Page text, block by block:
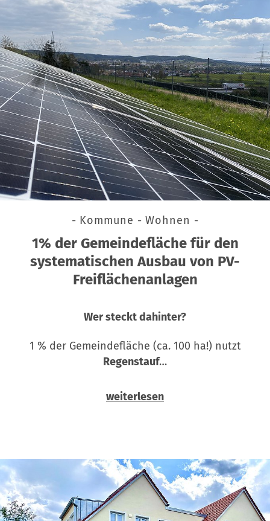
- Kommune - Wohnen -
1% der Gemeindefläche für den
systematischen Ausbau von PV-
Freiflächenanlagen
Wer steckt dahinter?
1 % der Gemeindefläche (ca. 100 ha!) nutzt
Regenstauf…
weiterlesen